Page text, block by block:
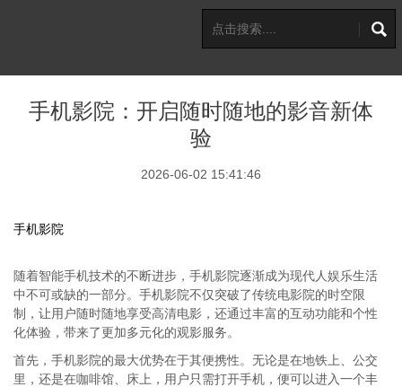
手机影院：开启随时随地的影音新体
验
2026-06-02 15:41:46
手机影院
随着智能手机技术的不断进步，手机影院逐渐成为现代人娱乐生活
中不可或缺的一部分。手机影院不仅突破了传统电影院的时空限
制，让用户随时随地享受高清电影，还通过丰富的互动功能和个性
化体验，带来了更加多元化的观影服务。
首先，手机影院的最大优势在于其便携性。无论是在地铁上、公交
里，还是在咖啡馆、床上，用户只需打开手机，便可以进入一个丰